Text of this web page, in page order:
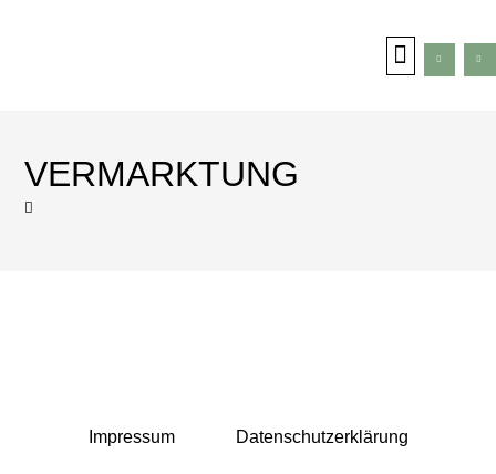
VERMARKTUNG
Impressum Datenschutzerklärung